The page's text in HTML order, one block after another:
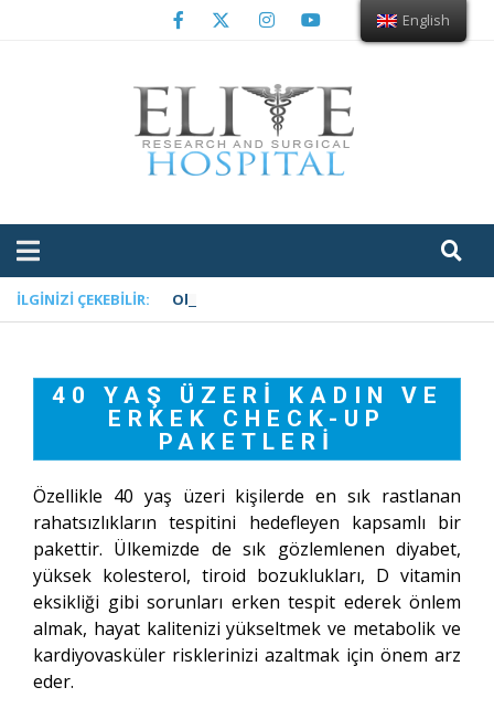
İLGINIZI ÇEKEBILIR: Obezite’nin İlaçla Tedavisi: Ozempic
40 YAŞ ÜZERI KADIN VE
ERKEK CHECK-UP
PAKETLERI
Özellikle 40 yaş üzeri kişilerde en sık rastlanan
rahatsızlıkların tespitini hedefleyen kapsamlı bir
pakettir. Ülkemizde de sık gözlemlenen diyabet,
yüksek kolesterol, tiroid bozuklukları, D vitamin
eksikliği gibi sorunları erken tespit ederek önlem
almak, hayat kalitenizi yükseltmek ve metabolik ve
kardiyovasküler risklerinizi azaltmak için önem arz
eder.
English